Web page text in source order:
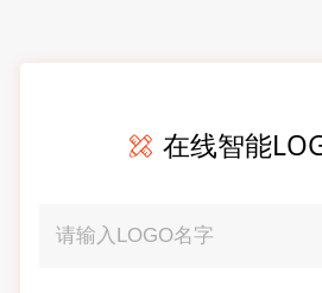
在线智能